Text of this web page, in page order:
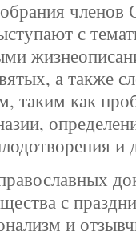
с
а также
таким как
и
с
и